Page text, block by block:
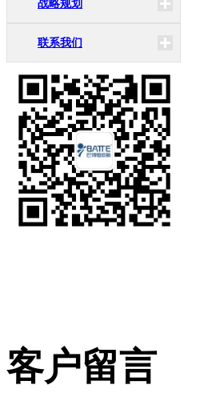
战略规划
联系我们
客户留言